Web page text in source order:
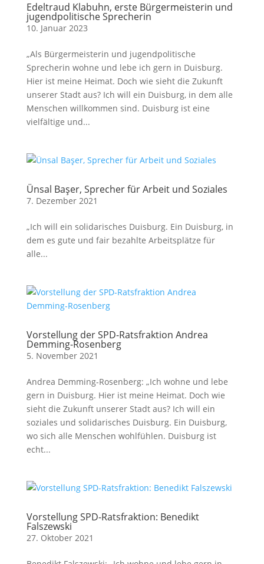
Edeltraud Klabuhn, erste Bürgermeisterin und
jugendpolitische Sprecherin
10. Januar 2023
„Als Bürgermeisterin und jugendpolitische
Sprecherin wohne und lebe ich gern in Duisburg.
Hier ist meine Heimat. Doch wie sieht die Zukunft
unserer Stadt aus? Ich will ein Duisburg, in dem alle
Menschen willkommen sind. Duisburg ist eine
vielfältige und...
Ünsal Başer, Sprecher für Arbeit und Soziales
7. Dezember 2021
„Ich will ein solidarisches Duisburg. Ein Duisburg, in
dem es gute und fair bezahlte Arbeitsplätze für
alle...
Vorstellung der SPD-Ratsfraktion Andrea
Demming-Rosenberg
5. November 2021
Andrea Demming-Rosenberg: „Ich wohne und lebe
gern in Duisburg. Hier ist meine Heimat. Doch wie
sieht die Zukunft unserer Stadt aus? Ich will ein
soziales und solidarisches Duisburg. Ein Duisburg,
wo sich alle Menschen wohlfühlen. Duisburg ist
echt...
Vorstellung SPD-Ratsfraktion: Benedikt
Falszewski
27. Oktober 2021